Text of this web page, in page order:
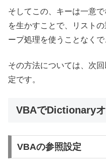
そしてこの、キーは一意
を生かすことで、リスト
ープ処理を使うことなくで
その方法については、次
定です。
VBAでDictionary
VBAの参照設定